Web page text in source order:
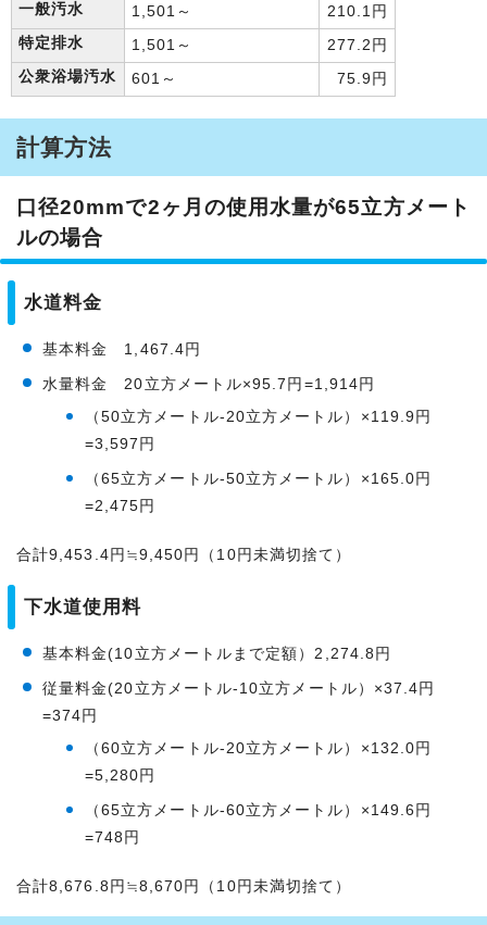
一般汚水 1,501～
210.1円
特定排水
1,501～
277.2円
公衆浴場汚水
601～ 75.9円
計算方法
口径20mmで2ヶ月の使用水量が65立方メート
ルの場合
水道料金
基本料金 1,467.4円
水量料金 20立方メートル×95.7円=1,914円
（50立方メートル-20立方メートル）×119.9円
=3,597円
（65立方メートル-50立方メートル）×165.0円
=2,475円
合計9,453.4円≒9,450円（10円未満切捨て）
下水道使用料
基本料金(10立方メートルまで定額）2,274.8円
従量料金(20立方メートル-10立方メートル）×37.4円
=374円
（60立方メートル-20立方メートル）×132.0円
=5,280円
（65立方メートル-60立方メートル）×149.6円
=748円
合計8,676.8円≒8,670円（10円未満切捨て）